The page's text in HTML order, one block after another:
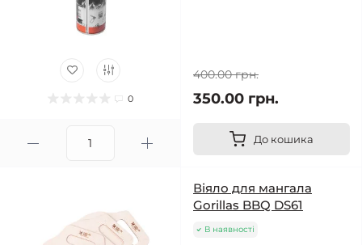
0
400.00 грн.
350.00 грн.
До кошика
Віяло для мангала
Gorillas BBQ DS61
В наявності